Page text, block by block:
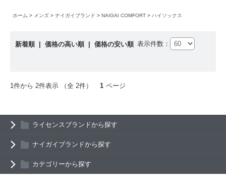
ホーム メンズ ナイガイブランド NAIGAI COMFORT ハイソックス
新着順 価格の高い順 価格の安い順 表示件数：
1件から 2件表示 （全 2件） 1 ページ
ライセンスブランドから探す
ナイガイブランドから探す
カテゴリーから探す